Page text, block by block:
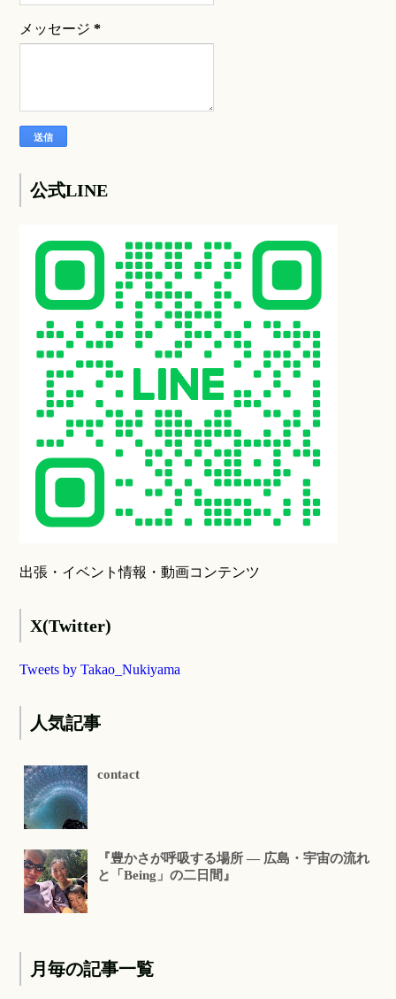
メッセージ*
公式LINE
出張・イベント情報・動画コンテンツ
X(Twitter)
Tweets by Takao_Nukiyama
人気記事
contact
『豊かさが呼吸する場所 ― 広島・宇宙の流れ
と「Being」の二日間』
月毎の記事一覧